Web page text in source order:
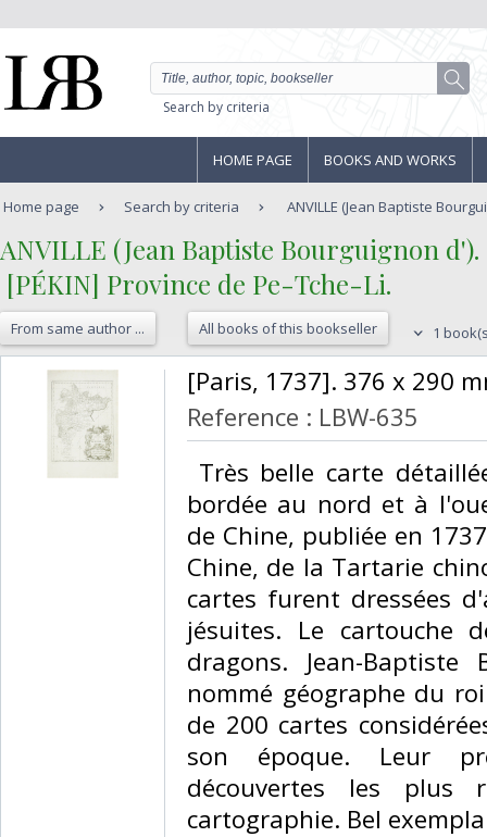
Search by criteria
HOME PAGE BOOKS AND WORKS
Home page Search by criteria ANVILLE (Jean Baptiste
‎ANVILLE (Jean Baptiste Bourguignon d').‎
‎ [PÉKIN] Province de Pe-Tche-Li. ‎
From same author ... All books of this bookseller 1
‎[Paris, 1737]. 376 x 290
Reference : LBW-635
Très belle carte
bordée au nord et à
de Chine, publiée en
Chine, de la Tartarie
cartes furent dressées
jésuites. Le
dragons. Jean-
nommé géographe du
de 200 cartes
son époque. Leur
découvertes les plus
cartographie. Bel